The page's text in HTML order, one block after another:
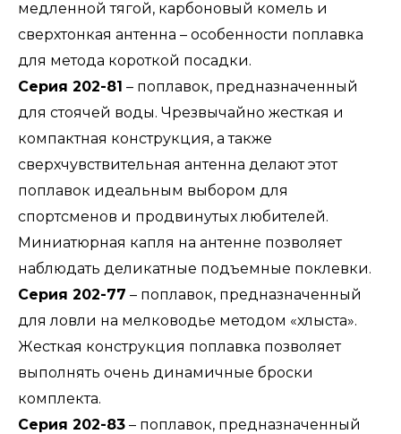
медленной тягой, карбоновый комель и
сверхтонкая антенна – особенности поплавка
для метода короткой посадки.
Серия 202-81 – поплавок, предназначенный
для стоячей воды. Чрезвычайно жесткая и
компактная конструкция, а также
сверхчувствительная антенна делают этот
поплавок идеальным выбором для
спортсменов и продвинутых любителей.
Миниатюрная капля на антенне позволяет
наблюдать деликатные подъемные поклевки.
Серия 202-77 – поплавок, предназначенный
для ловли на мелководье методом «хлыста».
Жесткая конструкция поплавка позволяет
выполнять очень динамичные броски
комплекта.
Серия 202-83 – поплавок, предназначенный